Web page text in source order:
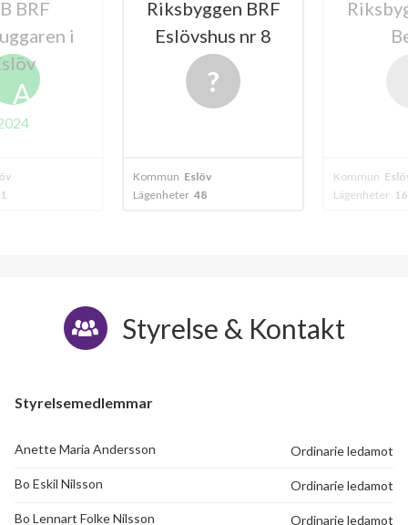
BRF
i
A
Riksbyggen BRF
Eslövshus nr 8
Kommun Eslöv
Lägenheter 48
Kommun Eslöv
Lägenheter 16
Styrelse & Kontakt
Styrelsemedlemmar
Anette Maria Andersson Ordinarie ledamot
Bo Eskil Nilsson Ordinarie ledamot
Bo Lennart Folke Nilsson Ordinarie ledamot